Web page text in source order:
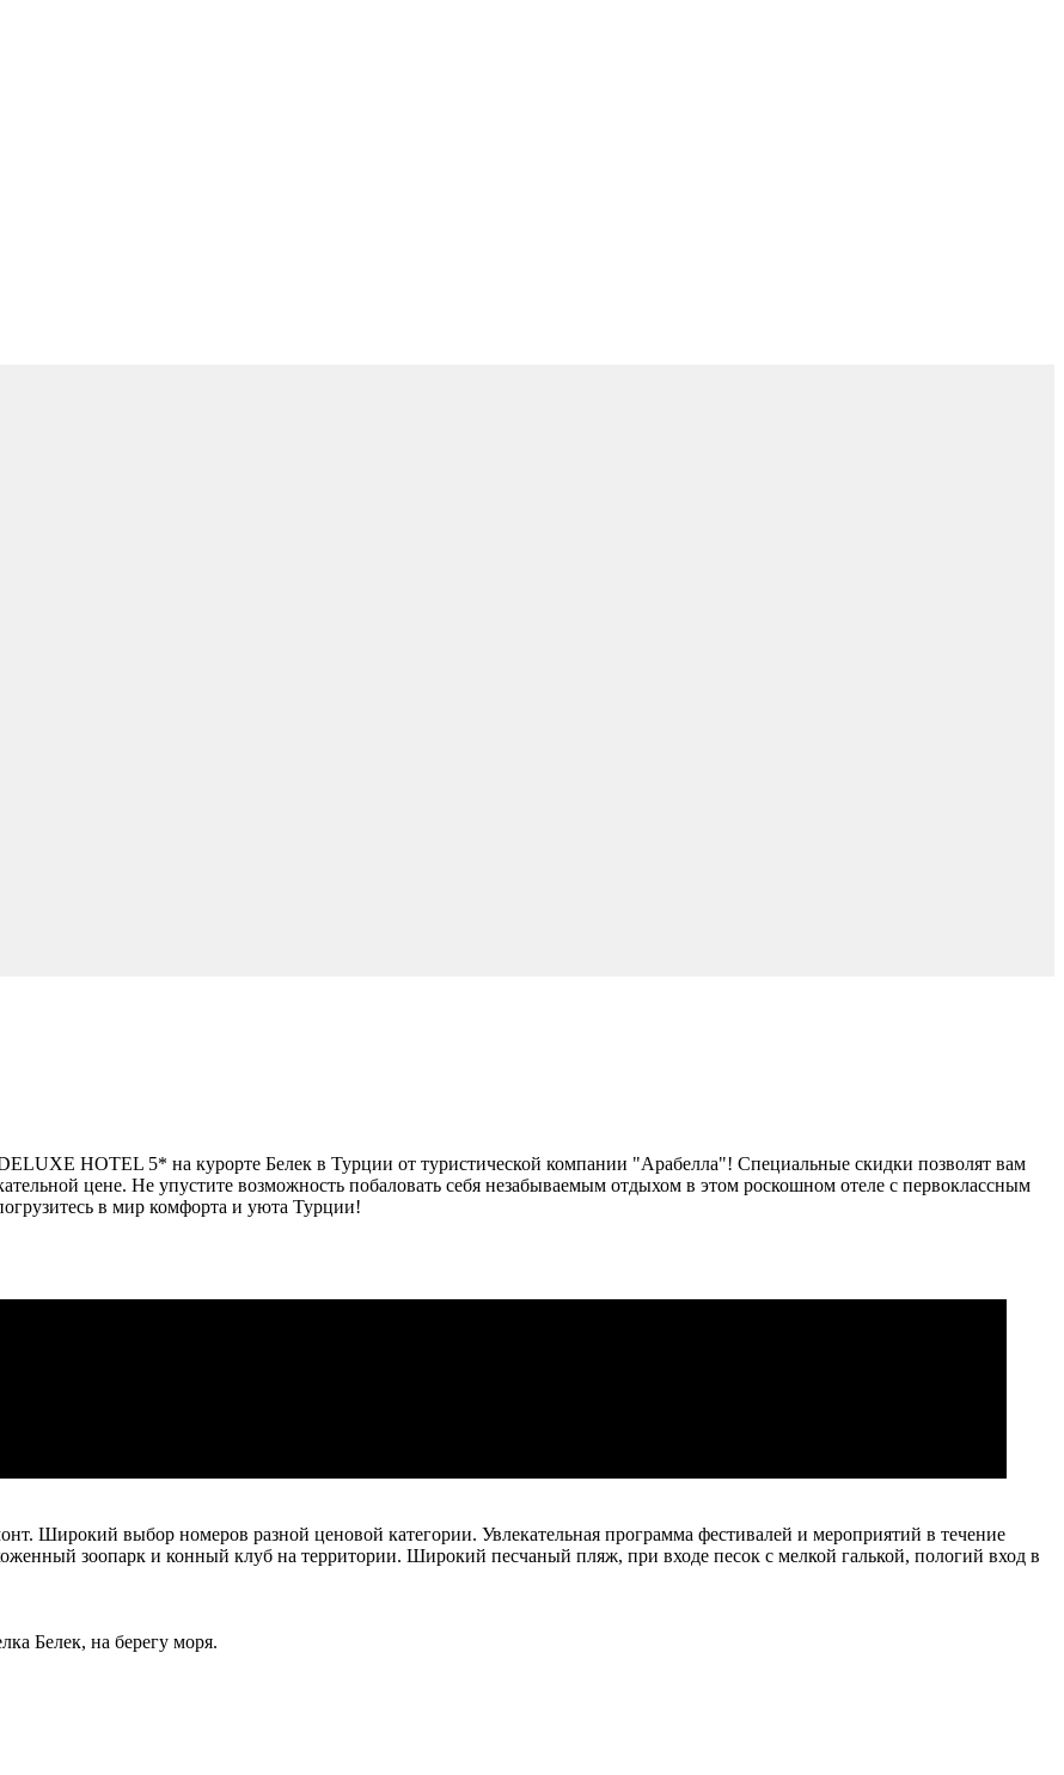
HOTEL 5* на курорте Белек в Турции от туристической компании "Арабелла"! Специальные скидки позволят вам
цене. Не упустите возможность побаловать себя незабываемым отдыхом в этом роскошном отеле с первоклассным
в мир комфорта и уюта Турции!
Широкий выбор номеров разной ценовой категории. Увлекательная программа фестивалей и мероприятий в течение
зоопарк и конный клуб на территории. Широкий песчаный пляж, при входе песок с мелкой галькой, пологий вход в
Белек, на берегу моря.